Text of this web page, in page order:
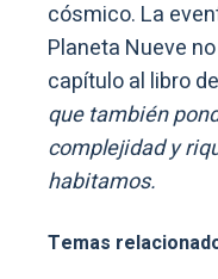
cósmico. La
Planeta Nueve
capítulo al libro
que también
complejidad y
habitamos.
Temas